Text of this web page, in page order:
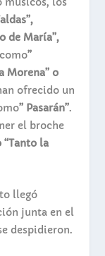
de María”,
”
Morena” o
ofrecido un
” Pasarán”.
el broche
“Tanto la
llegó
junta en el
despidieron.